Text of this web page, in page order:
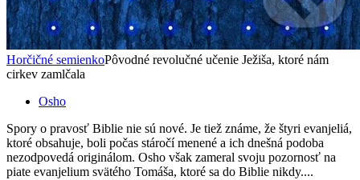
Horčičné semienkoPôvodné revolučné učenie Ježiša, ktoré nám
cirkev zamlčala
Osho
Spory o pravosť Biblie nie sú nové. Je tiež známe, že štyri evanjeliá,
ktoré obsahuje, boli počas stáročí menené a ich dnešná podoba
nezodpovedá originálom. Osho však zameral svoju pozornosť na
piate evanjelium svätého Tomáša, ktoré sa do Biblie nikdy....